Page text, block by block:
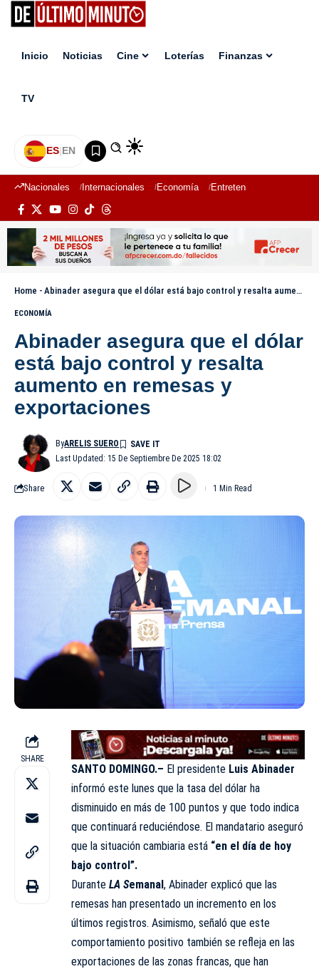
Inicio Noticias Cine Loterías Finanzas
TV
ES|EN
Nacionales Internacionales Economía Entretenimiento
Home - Abinader asegura que el dólar está bajo control y resalta aumento en remesas y exportaciones
ECONOMÍA
Abinader asegura que el dólar
está bajo control y resalta
aumento en remesas y
exportaciones
Last Updated: 15 De Septiembre De 2025 18:02
ByARELIS SUERO
Share 1 Min Read
SHARE
SANTO DOMINGO.– El presidente Luis Abinader
informó este lunes que la tasa del dólar ha
disminuido en más de 100 puntos y que todo indica
que continuará reduciéndose. El mandatario aseguró
que la situación cambiaria está “en el día de hoy
bajo control”.
Durante LA Semanal, Abinader explicó que las
remesas han presentado un incremento en los
últimos registros. Asimismo, señaló que este
comportamiento positivo también se refleja en las
exportaciones de las zonas francas, que han